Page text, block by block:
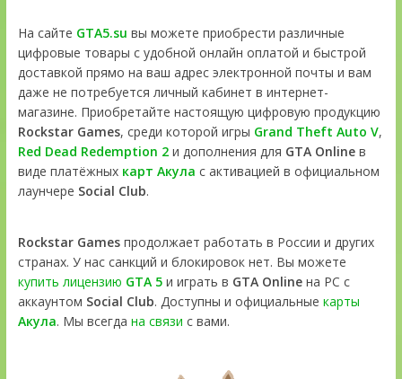
На сайте GTA5.su вы можете приобрести различные
цифровые товары с удобной онлайн оплатой и быстрой
доставкой прямо на ваш адрес электронной почты и вам
даже не потребуется личный кабинет в интернет-
магазине. Приобретайте настоящую цифровую продукцию
Rockstar Games, среди которой игры Grand Theft Auto V,
Red Dead Redemption 2и дополнения для GTA Onlineв
виде платёжных карт Акула с активацией в официальном
лаунчере Social Club.
Rockstar Gamesпродолжает работать в России и других
странах. У нас санкций и блокировок нет. Вы можете
купить лицензию GTA 5и играть в GTA Onlineна PC с
аккаунтом Social Club. Доступны и официальные карты
Акула. Мы всегда на связи с вами.